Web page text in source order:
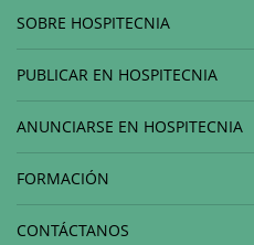
SOBRE HOSPITECNIA
PUBLICAR EN HOSPITECNIA
ANUNCIARSE EN HOSPITECNIA
FORMACIÓN
CONTÁCTANOS